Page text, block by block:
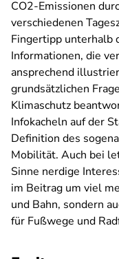
CO2-Emissionen
verschiedenen
Fingertipp unterhalb
Informationen, die
ansprechend
grundsätzlichen
Klimaschutz
Infokacheln auf der
Definition des
Mobilität. Auch bei
Sinne nerdige
im Beitrag um viel
und Bahn, sondern
für Fußwege und